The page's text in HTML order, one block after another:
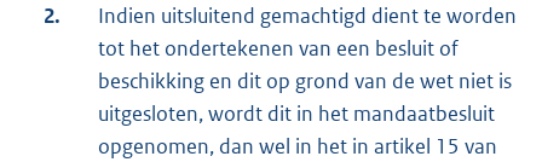
2.
Indien uitsluitend gemachtigd dient te worden
tot het ondertekenen van een besluit of
beschikking en dit op grond van de wet niet is
uitgesloten, wordt dit in het mandaatbesluit
opgenomen, dan wel in het in artikel 15 van